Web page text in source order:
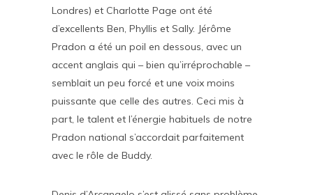
Londres) et Charlotte Page ont été
d’excellents Ben, Phyllis et Sally. Jérôme
Pradon a été un poil en dessous, avec un
accent anglais qui – bien qu’irréprochable –
semblait un peu forcé et une voix moins
puissante que celle des autres. Ceci mis à
part, le talent et l’énergie habituels de notre
Pradon national s’accordait parfaitement
avec le rôle de Buddy.